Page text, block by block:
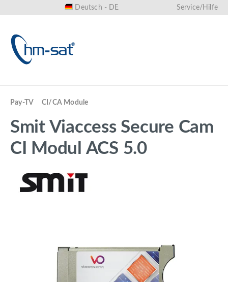
Deutsch - DE Service/Hilfe
Pay-TV CI/CA Module
Smit Viaccess Secure Cam
CI Modul ACS 5.0